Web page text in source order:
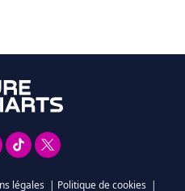
légales | Politique de cookies |